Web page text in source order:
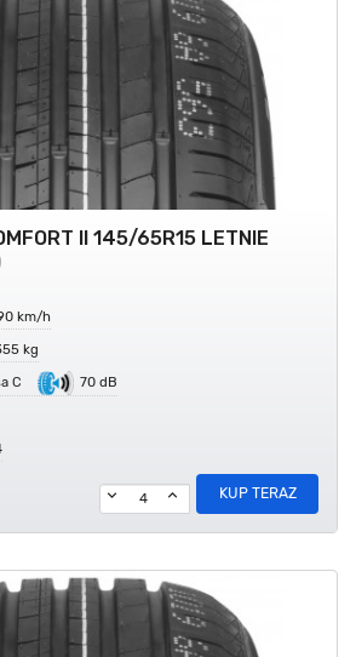
II 145/65R15 LETNIE
km/h
kg
C 70 dB
KUP TERAZ